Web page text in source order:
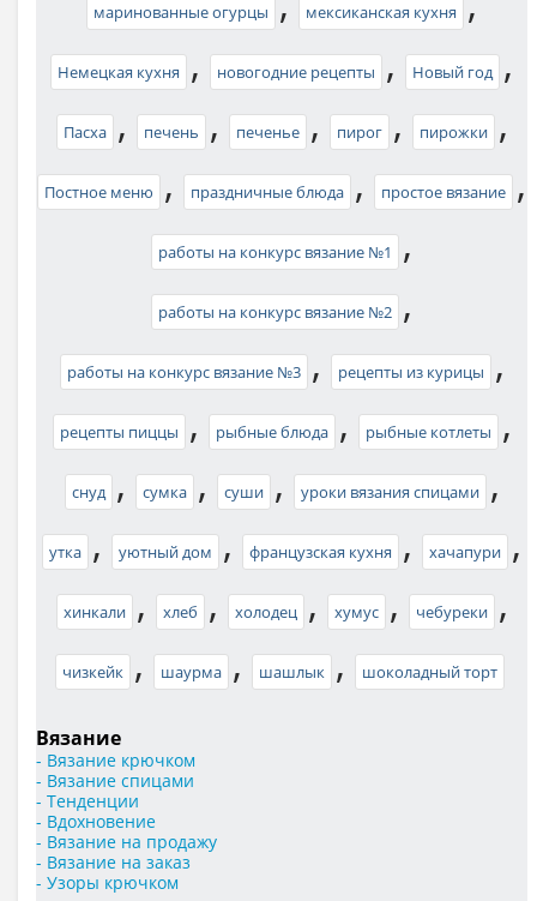
маринованные огурцы мексиканская кухня
Немецкая кухня , новогодние рецепты , Новый год ,
Пасха , печень , печенье , пирог , пирожки ,
Постное меню , праздничные блюда , простое вязание ,
работы на конкурс вязание №1 ,
работы на конкурс вязание №2 ,
работы на конкурс вязание №3 , рецепты из курицы ,
рецепты пиццы , рыбные блюда , рыбные котлеты ,
снуд , сумка , суши , уроки вязания спицами ,
утка , уютный дом , французская кухня , хачапури ,
хинкали , хлеб , холодец , хумус , чебуреки ,
чизкейк , шаурма , шашлык , шоколадный торт
Вязание
- Вязание крючком
- Вязание спицами
- Тенденции
- Вдохновение
- Вязание на продажу
- Вязание на заказ
- Узоры крючком